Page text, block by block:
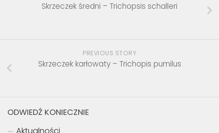
Skrzeczek średni – Trichopsis schalleri
PREVIOUS STORY
Skrzeczek karłowaty – Trichopis pumilus
ODWIEDŹ KONIECZNIE